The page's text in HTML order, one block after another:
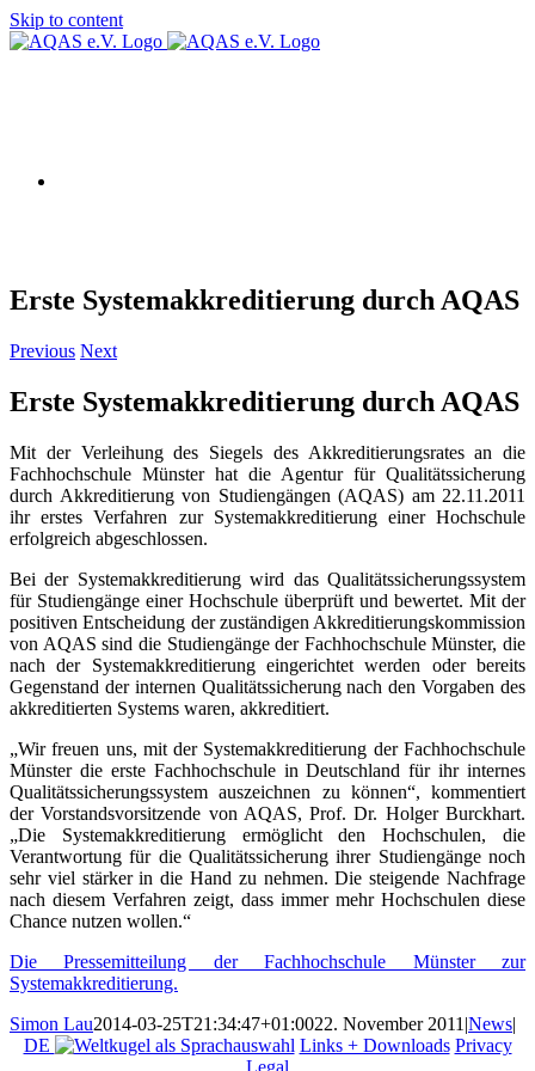
Skip to content
Erste Systemakkreditierung durch AQAS
Previous Next
Erste Systemakkreditierung durch AQAS
Mit der Verleihung des Siegels des Akkreditierungsrates an die
Fachhochschule Münster hat die Agentur für Qualitätssicherung
durch Akkreditierung von Studiengängen (AQAS) am 22.11.2011
ihr erstes Verfahren zur Systemakkreditierung einer Hochschule
erfolgreich abgeschlossen.
Bei der Systemakkreditierung wird das Qualitätssicherungssystem
für Studiengänge einer Hochschule überprüft und bewertet. Mit der
positiven Entscheidung der zuständigen Akkreditierungskommission
von AQAS sind die Studiengänge der Fachhochschule Münster, die
nach der Systemakkreditierung eingerichtet werden oder bereits
Gegenstand der internen Qualitätssicherung nach den Vorgaben des
akkreditierten Systems waren, akkreditiert.
„Wir freuen uns, mit der Systemakkreditierung der Fachhochschule
Münster die erste Fachhochschule in Deutschland für ihr internes
Qualitätssicherungssystem auszeichnen zu können“, kommentiert
der Vorstandsvorsitzende von AQAS, Prof. Dr. Holger Burckhart.
„Die Systemakkreditierung ermöglicht den Hochschulen, die
Verantwortung für die Qualitätssicherung ihrer Studiengänge noch
sehr viel stärker in die Hand zu nehmen. Die steigende Nachfrage
nach diesem Verfahren zeigt, dass immer mehr Hochschulen diese
Chance nutzen wollen.“
Die Pressemitteilung der Fachhochschule Münster zur
Systemakkreditierung.
Simon Lau2014-03-25T21:34:47+01:0022. November 2011 |News|
DE
Links + Downloads Privacy
Legal